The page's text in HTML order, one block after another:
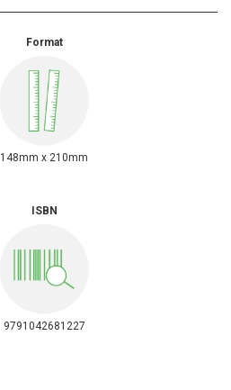
Format
148mm x 210mm
ISBN
9791042681227